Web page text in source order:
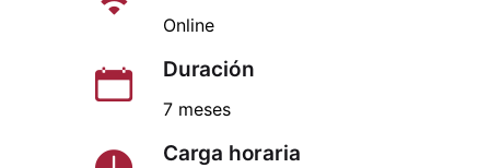
Online
Duración
7 meses
Carga horaria